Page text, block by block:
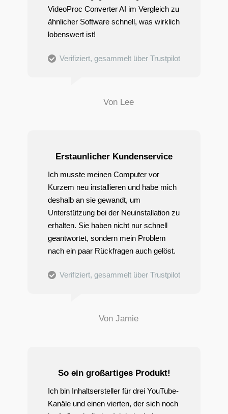
VideoProc Converter AI im Vergleich zu
ähnlicher Software schnell, was wirklich
lobenswert ist!
Verifiziert, gesammelt über Trustpilot
Von Lee
Erstaunlicher Kundenservice
Ich musste meinen Computer vor
Kurzem neu installieren und habe mich
deshalb an sie gewandt, um
Unterstützung bei der Neuinstallation zu
erhalten. Sie haben nicht nur schnell
geantwortet, sondern mein Problem
nach ein paar Rückfragen auch gelöst.
Verifiziert, gesammelt über Trustpilot
Von Jamie
So ein großartiges Produkt!
Ich bin Inhaltsersteller für drei YouTube-
Kanäle und einen vierten, der sich noch